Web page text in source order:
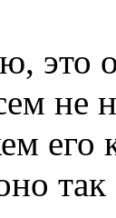
это
не
его
так